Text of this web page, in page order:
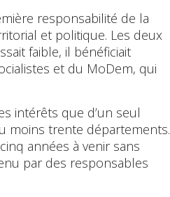
responsabilité de la
et politique. Les deux
faible, il bénéficiait
et du MoDem, qui
intérêts que d’un seul
moins trente départements.
années à venir sans
par des responsables